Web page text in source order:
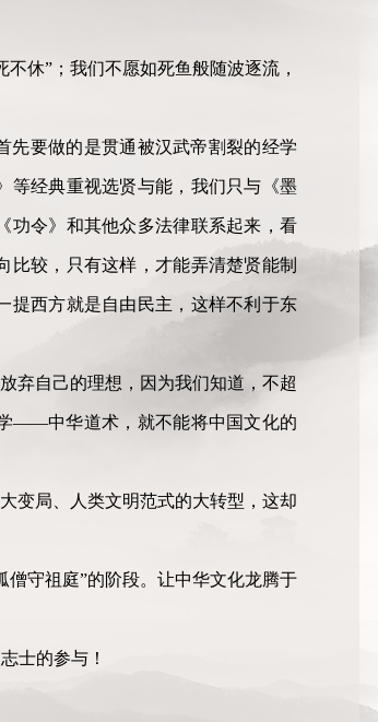
休”；我们不愿如死鱼般随波逐流，
先要做的是贯通被汉武帝割裂的经学
等经典重视选贤与能，我们只与《墨
功令》和其他众多法律联系起来，看
较，只有这样，才能弄清楚贤能制
提西方就是自由民主，这样不利于东
弃自己的理想，因为我们知道，不超
——中华道术，就不能将中国文化的
变局、人类文明范式的大转型，这却
守祖庭”的阶段。让中华文化龙腾于
士的参与！